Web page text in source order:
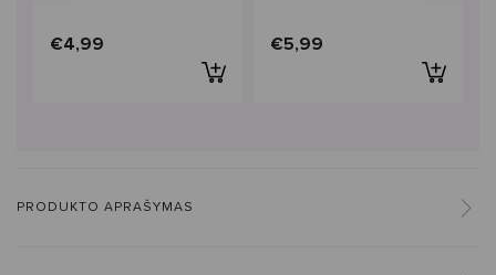
€4,99 €5,99
PRODUKTO APRAŠYMAS